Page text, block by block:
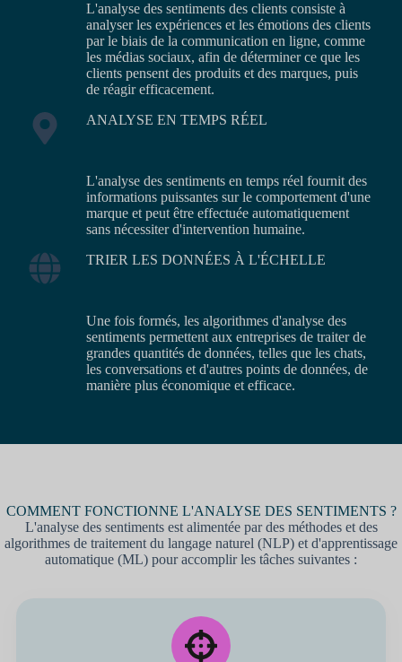
L'analyse des sentiments des clients consiste à
analyser les expériences et les émotions des clients
par le biais de la communication en ligne, comme
les médias sociaux, afin de déterminer ce que les
clients pensent des produits et des marques, puis
de réagir efficacement.
ANALYSE EN TEMPS RÉEL
L'analyse des sentiments en temps réel fournit des
informations puissantes sur le comportement d'une
marque et peut être effectuée automatiquement
sans nécessiter d'intervention humaine.
TRIER LES DONNÉES À L'ÉCHELLE
Une fois formés, les algorithmes d'analyse des
sentiments permettent aux entreprises de traiter de
grandes quantités de données, telles que les chats,
les conversations et d'autres points de données, de
manière plus économique et efficace.
COMMENT FONCTIONNE L'ANALYSE DES SENTIMENTS ?
L'analyse des sentiments est alimentée par des méthodes et des
algorithmes de traitement du langage naturel (NLP) et d'apprentissage
automatique (ML) pour accomplir les tâches suivantes :